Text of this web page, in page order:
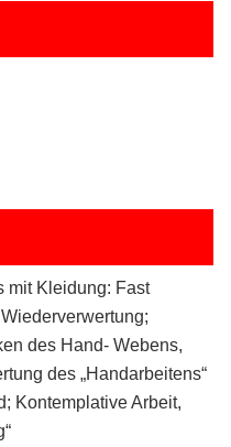
mit Kleidung: Fast
des Hand- Webens,
des „Handarbeitens“
Kontemplative Arbeit,